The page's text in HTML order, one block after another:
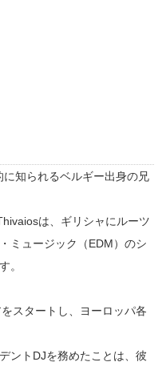
知られるベルギー出身の兄
は、ギリシャにルーツ
ミュージック（EDM）のシ
。
スタートし、ヨーロッパ各
ントDJを務めたことは、彼